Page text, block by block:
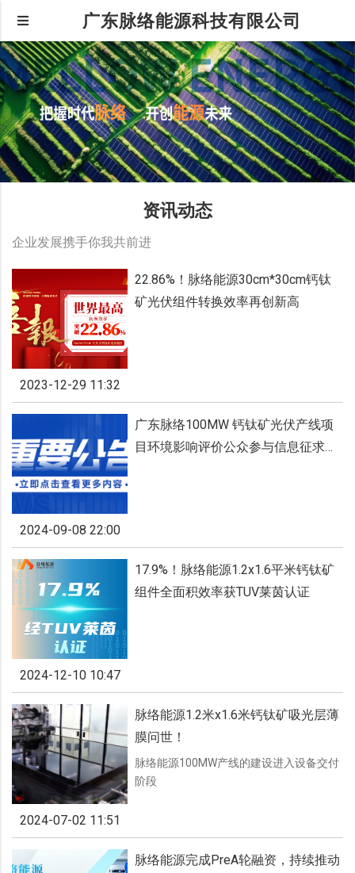
广东脉络能源科技有限公司
资讯动态
企业发展携手你我共前进
2023-12-29 11:32
22.86%！脉络能源30cm*30cm钙钛
矿光伏组件转换效率再创新高
2024-09-08 22:00
广东脉络100MW 钙钛矿光伏产线项
目环境影响评价公众参与信息征求意
2024-12-10 10:47
17.9%！脉络能源1.2x1.6平米钙钛矿
组件全面积效率获TUV莱茵认证
2024-07-02 11:51
脉络能源1.2米x1.6米钙钛矿吸光层薄
膜问世！
脉络能源100MW产线的建设进入设备交付
阶段
脉络能源完成PreA轮融资，持续推动